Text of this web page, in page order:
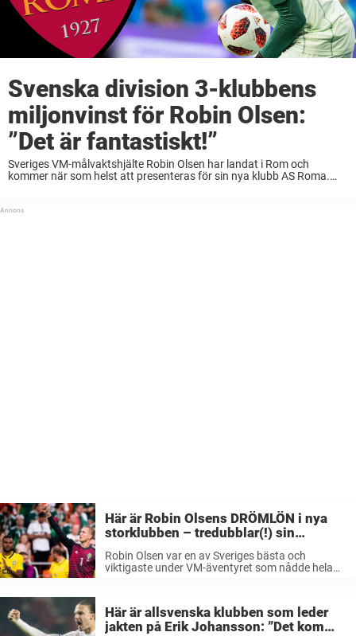
Svenska division 3-klubbens
miljonvinst för Robin Olsen:
”Det är fantastiskt!”
Sveriges VM-målvaktshjälte Robin Olsen har landat i Rom och
kommer när som helst att presenteras för sin nya klubb AS Roma.
Här är Robin Olsens DRÖMLÖN i nya
storklubben – tredubblar(!) sin
Robin Olsen var en av Sveriges bästa och
viktigaste under VM-äventyret som nådde hela
pratades om självaste Barcelona. ...
Här är allsvenska klubben som leder
jakten på Erik Johansson: ”Det kom